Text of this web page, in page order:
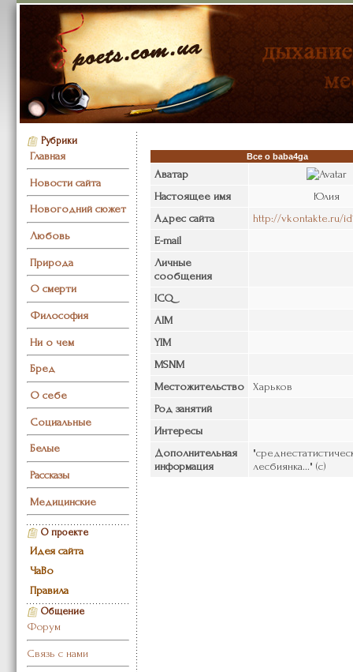
Рубрики
Главная
Новости сайта
Новогодний сюжет
Любовь
Природа
О смерти
Философия
Ни о чем
Бред
О себе
Социальные
Белые
Рассказы
Медицинские
О проекте
Идея сайта
ЧаВо
Правила
Общение
Форум
Связь с нами
Все о baba4ga
Аватар
Настоящее имя
Юлия
Адрес сайта
http://vkontakte.ru/
E-mail
Личные
сообщения
ICQ
AIM
YIM
MSNM
Местожительство
Харьков
Род занятий
Интересы
Дополнительная
информация
лесбиянка..." (с)